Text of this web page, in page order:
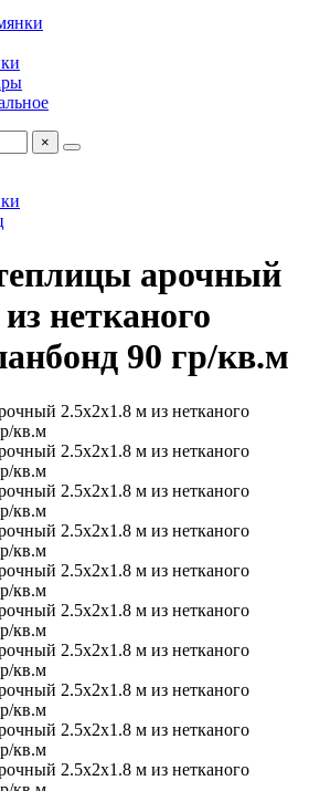
×
арочный
нетканого
90 гр/кв.м